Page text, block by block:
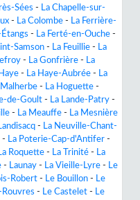
Sées - La Chapelle-sur-
- La Colombe - La Ferrière-
- La Ferté-en-Ouche -
Samson - La Feuillie - La
- La Gonfrière - La
- La Haye-Aubrée - La
- La Hoguette -
de-Goult - La Lande-Patry -
- La Meauffe - La Mesnière
Landisacq - La Neuville-Chant-
- La Poterie-Cap-d'Antifer -
La Roquette - La Trinité - La
- Launay - La Vieille-Lyre - Le
Robert - Le Bouillon - Le
Rouvres - Le Castelet - Le